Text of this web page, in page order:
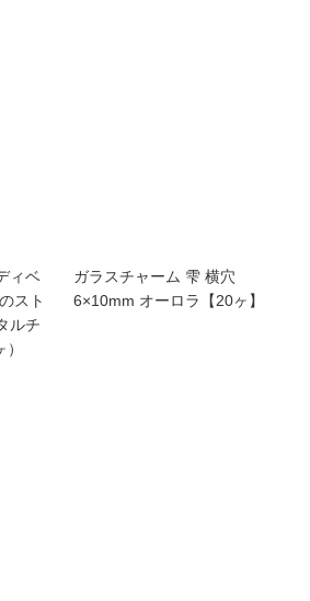
ィベ
スト
ルチ
ガラスチャーム 雫 横穴
6×10mm オーロラ【20ヶ】